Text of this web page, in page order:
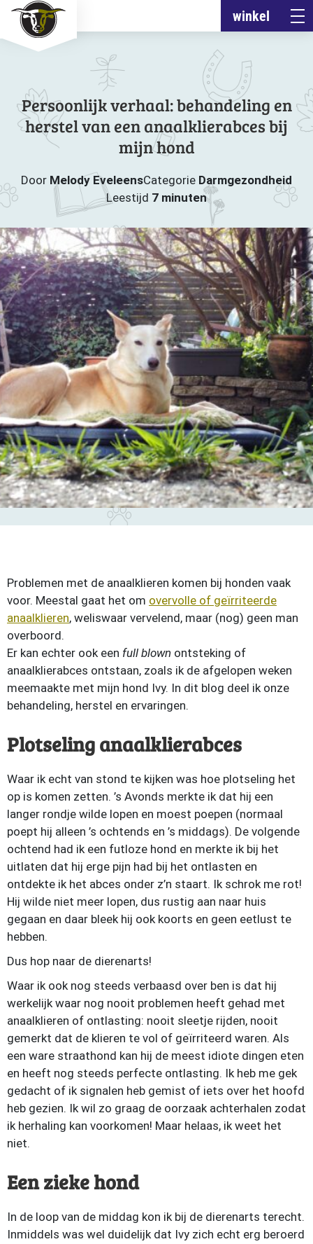
winkel
Persoonlijk verhaal: behandeling en
herstel van een anaalklierabces bij
mijn hond
Door Melody EveleensCategorie Darmgezondheid
Leestijd 7 minuten
Problemen met de anaalklieren komen bij honden vaak
voor. Meestal gaat het om overvolle of geïrriteerde
anaalklieren, weliswaar vervelend, maar (nog) geen man
overboord.
Er kan echter ook een full blown ontsteking of
anaalklierabces ontstaan, zoals ik de afgelopen weken
meemaakte met mijn hond Ivy. In dit blog deel ik onze
behandeling, herstel en ervaringen.
Plotseling anaalklierabces
Waar ik echt van stond te kijken was hoe plotseling het
op is komen zetten. ’s Avonds merkte ik dat hij een
langer rondje wilde lopen en moest poepen (normaal
poept hij alleen ’s ochtends en ’s middags). De volgende
ochtend had ik een futloze hond en merkte ik bij het
uitlaten dat hij erge pijn had bij het ontlasten en
ontdekte ik het abces onder z’n staart. Ik schrok me rot!
Hij wilde niet meer lopen, dus rustig aan naar huis
gegaan en daar bleek hij ook koorts en geen eetlust te
hebben.
Dus hop naar de dierenarts!
Waar ik ook nog steeds verbaasd over ben is dat hij
werkelijk waar nog nooit problemen heeft gehad met
anaalklieren of ontlasting: nooit sleetje rijden, nooit
gemerkt dat de klieren te vol of geïrriteerd waren. Als
een ware straathond kan hij de meest idiote dingen eten
en heeft nog steeds perfecte ontlasting. Ik heb me gek
gedacht of ik signalen heb gemist of iets over het hoofd
heb gezien. Ik wil zo graag de oorzaak achterhalen zodat
ik herhaling kan voorkomen! Maar helaas, ik weet het
niet.
Een zieke hond
In de loop van de middag kon ik bij de dierenarts terecht.
Inmiddels was wel duidelijk dat Ivy zich echt erg beroerd